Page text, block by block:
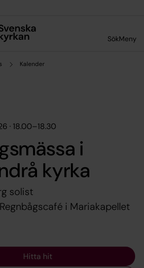
SökMeny
Kalender
· 18.00–18.30
i
kyrka
solist
i Mariakapellet
Hitta hit